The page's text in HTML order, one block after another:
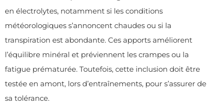
en électrolytes, notamment si les conditions
météorologiques s’annoncent chaudes ou si la
transpiration est abondante. Ces apports améliorent
l’équilibre minéral et préviennent les crampes ou la
fatigue prématurée. Toutefois, cette inclusion doit être
testée en amont, lors d’entraînements, pour s’assurer de
sa tolérance.